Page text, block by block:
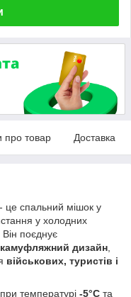
про товар Доставка
- це спальний мішок у
у холодних
поєднує
камуфляжний дизайн,
військових, туристів і
температурі -5°C та